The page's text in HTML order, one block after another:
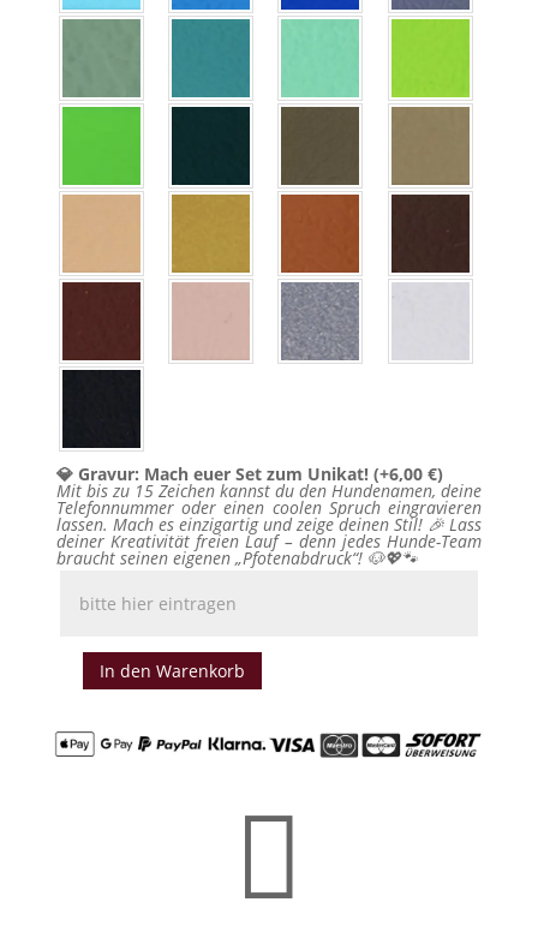
💎 Gravur: Mach euer Set zum Unikat! (+6,00 €)
Mit bis zu 15 Zeichen kannst du den Hundenamen, deine
Telefonnummer oder einen coolen Spruch eingravieren
lassen. Mach es einzigartig und zeige deinen Stil! 🎉 Lass
deiner Kreativität freien Lauf – denn jedes Hunde-Team
braucht seinen eigenen „Pfotenabdruck“! 🐶💖🐾
FlexiMultiIn den Warenkorb
